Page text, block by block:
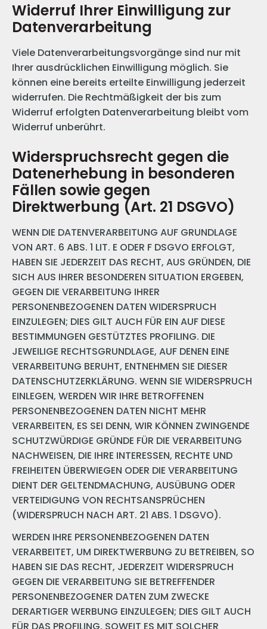
Widerruf Ihrer Einwilligung zur
Datenverarbeitung
Viele Datenverarbeitungsvorgänge sind nur mit
Ihrer ausdrücklichen Einwilligung möglich. Sie
können eine bereits erteilte Einwilligung jederzeit
widerrufen. Die Rechtmäßigkeit der bis zum
Widerruf erfolgten Datenverarbeitung bleibt vom
Widerruf unberührt.
Widerspruchsrecht gegen die
Datenerhebung in besonderen
Fällen sowie gegen
Direktwerbung (Art. 21 DSGVO)
WENN DIE DATENVERARBEITUNG AUF GRUNDLAGE
VON ART. 6 ABS. 1 LIT. E ODER F DSGVO ERFOLGT,
HABEN SIE JEDERZEIT DAS RECHT, AUS GRÜNDEN, DIE
SICH AUS IHRER BESONDEREN SITUATION ERGEBEN,
GEGEN DIE VERARBEITUNG IHRER
PERSONENBEZOGENEN DATEN WIDERSPRUCH
EINZULEGEN; DIES GILT AUCH FÜR EIN AUF DIESE
BESTIMMUNGEN GESTÜTZTES PROFILING. DIE
JEWEILIGE RECHTSGRUNDLAGE, AUF DENEN EINE
VERARBEITUNG BERUHT, ENTNEHMEN SIE DIESER
DATENSCHUTZERKLÄRUNG. WENN SIE WIDERSPRUCH
EINLEGEN, WERDEN WIR IHRE BETROFFENEN
PERSONENBEZOGENEN DATEN NICHT MEHR
VERARBEITEN, ES SEI DENN, WIR KÖNNEN ZWINGENDE
SCHUTZWÜRDIGE GRÜNDE FÜR DIE VERARBEITUNG
NACHWEISEN, DIE IHRE INTERESSEN, RECHTE UND
FREIHEITEN ÜBERWIEGEN ODER DIE VERARBEITUNG
DIENT DER GELTENDMACHUNG, AUSÜBUNG ODER
VERTEIDIGUNG VON RECHTSANSPRÜCHEN
(WIDERSPRUCH NACH ART. 21 ABS. 1 DSGVO).
WERDEN IHRE PERSONENBEZOGENEN DATEN
VERARBEITET, UM DIREKTWERBUNG ZU BETREIBEN, SO
HABEN SIE DAS RECHT, JEDERZEIT WIDERSPRUCH
GEGEN DIE VERARBEITUNG SIE BETREFFENDER
PERSONENBEZOGENER DATEN ZUM ZWECKE
DERARTIGER WERBUNG EINZULEGEN; DIES GILT AUCH